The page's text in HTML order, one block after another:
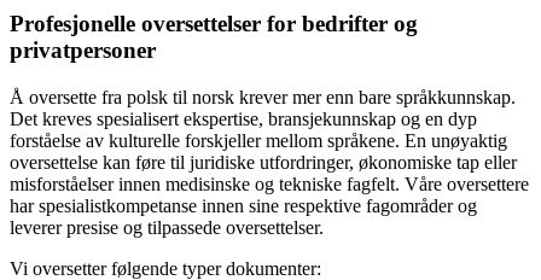
Profesjonelle oversettelser for bedrifter og
privatpersoner
Å oversette fra polsk til norsk krever mer enn bare språkkunnskap.
Det kreves spesialisert ekspertise, bransjekunnskap og en dyp
forståelse av kulturelle forskjeller mellom språkene. En unøyaktig
oversettelse kan føre til juridiske utfordringer, økonomiske tap eller
misforståelser innen medisinske og tekniske fagfelt. Våre oversettere
har spesialistkompetanse innen sine respektive fagområder og
leverer presise og tilpassede oversettelser.
Vi oversetter følgende typer dokumenter: